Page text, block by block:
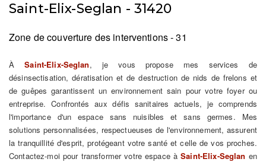
Saint-Elix-Seglan - 31420
Zone de couverture des interventions - 31
ÀSaint-Elix-Seglan, je vous propose mes services de
désinsectisation, dératisation et de destruction de nids de frelons et
de guêpes garantissent un environnement sain pour votre foyer ou
entreprise. Confrontés aux défis sanitaires actuels, je comprends
l'importance d'un espace sans nuisibles et sans germes. Mes
solutions personnalisées, respectueuses de l'environnement, assurent
la tranquillité d'esprit, protégeant votre santé et celle de vos proches.
Contactez-moi pour transformer votre espace àSaint-Elix-Seglan en